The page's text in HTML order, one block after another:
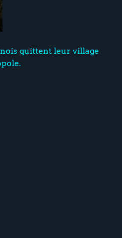
quittent leur village